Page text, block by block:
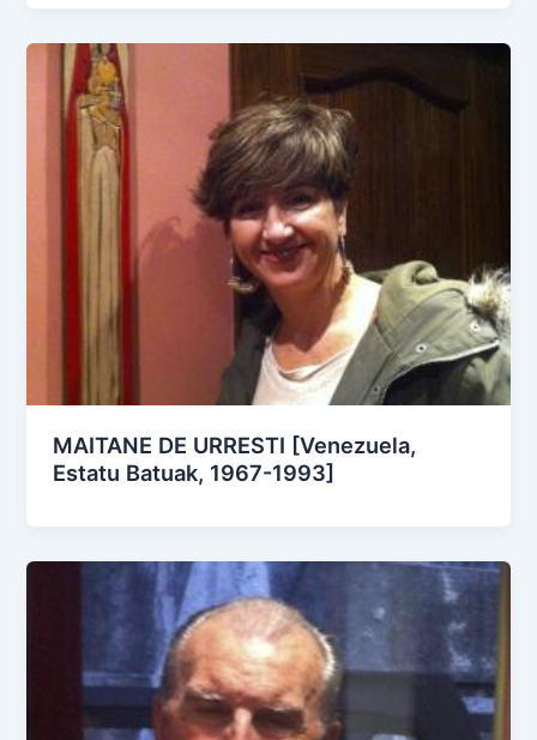
MAITANE DE URRESTI [Venezuela,
Estatu Batuak, 1967-1993]